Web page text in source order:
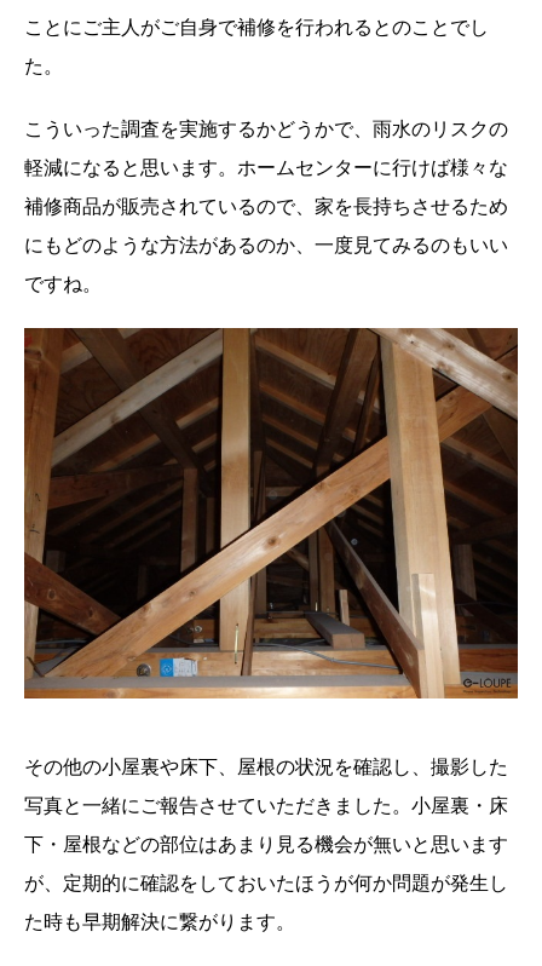
ことにご主人がご自身で補修を行われるとのことでし
た。
こういった調査を実施するかどうかで、雨水のリスクの
軽減になると思います。ホームセンターに行けば様々な
補修商品が販売されているので、家を長持ちさせるため
にもどのような方法があるのか、一度見てみるのもいい
ですね。
その他の小屋裏や床下、屋根の状況を確認し、撮影した
写真と一緒にご報告させていただきました。小屋裏・床
下・屋根などの部位はあまり見る機会が無いと思います
が、定期的に確認をしておいたほうが何か問題が発生し
た時も早期解決に繋がります。